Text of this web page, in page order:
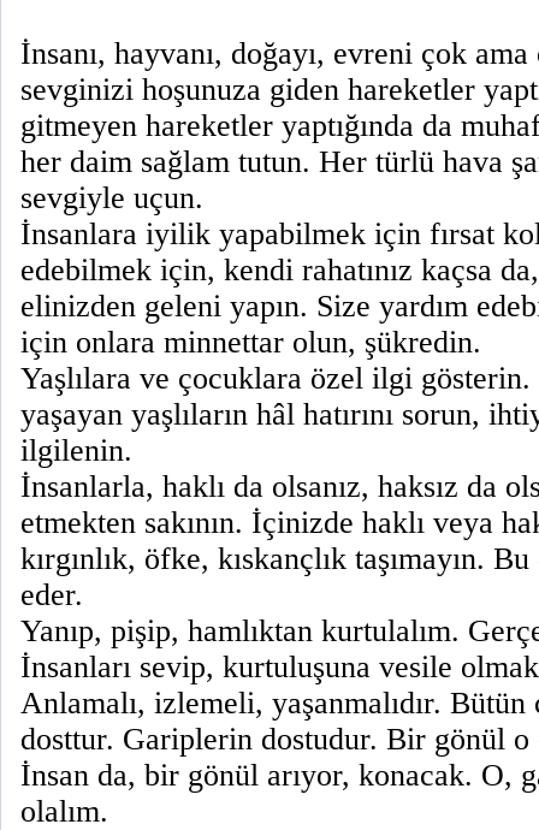
İnsanı, hayvanı, doğayı, evreni çok
sevginizi hoşunuza giden hareketler
gitmeyen hareketler yaptığında da
her daim sağlam tutun. Her türlü hava
sevgiyle uçun.
İnsanlara iyilik yapabilmek için fırsat
edebilmek için, kendi rahatınız kaçsa
elinizden geleni yapın. Size yardım
için onlara minnettar olun, şükredin.
Yaşlılara ve çocuklara özel ilgi gösterin.
yaşayan yaşlıların hâl hatırını sorun,
ilgilenin.
İnsanlarla, haklı da olsanız, haksız da
etmekten sakının. İçinizde haklı veya
kırgınlık, öfke, kıskançlık taşımayın.
eder.
Yanıp, pişip, hamlıktan kurtulalım.
İnsanları sevip, kurtuluşuna vesile
Anlamalı, izlemeli, yaşanmalıdır. Bütün
dosttur. Gariplerin dostudur. Bir gönül o
İnsan da, bir gönül arıyor, konacak. O,
olalım.